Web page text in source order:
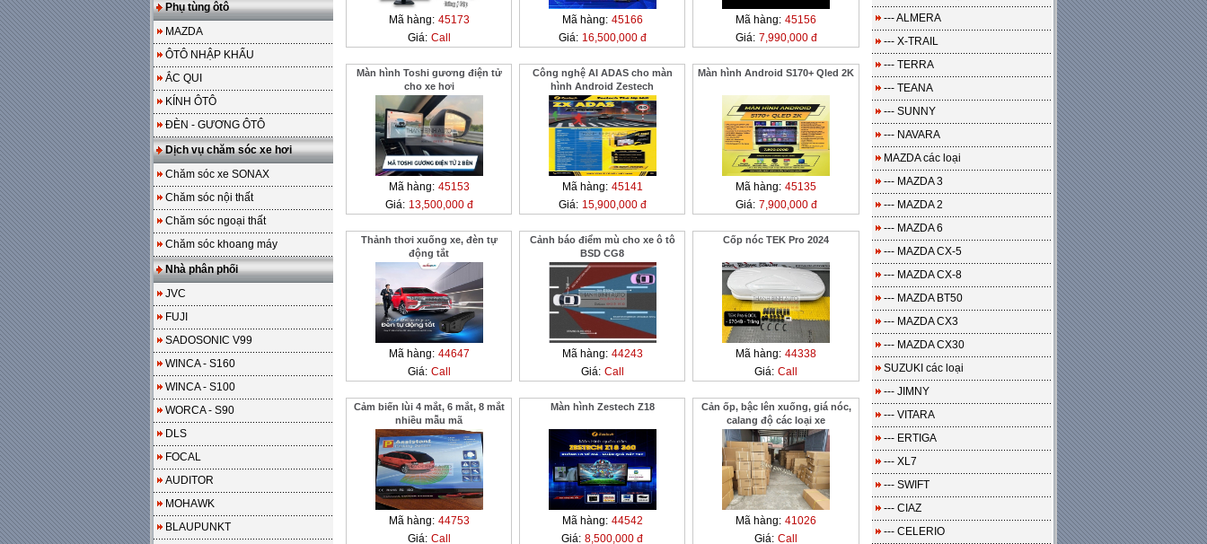
Phụ tùng ôtô
MAZDA
ÔTÔ NHẬP KHẨU
ẮC QUI
KÍNH ÔTÔ
ĐÈN - GƯƠNG ÔTÔ
Dịch vụ chăm sóc xe hơi
Chăm sóc xe SONAX
Chăm sóc nội thất
Chăm sóc ngoại thất
Chăm sóc khoang máy
Nhà phân phối
JVC
FUJI
SADOSONIC V99
WINCA - S160
WINCA - S100
WORCA - S90
DLS
FOCAL
AUDITOR
MOHAWK
BLAUPUNKT
Mã hàng: 45173
Giá: Call
Mã hàng: 45166
Giá: 16,500,000 đ
Mã hàng: 45156
Giá: 7,990,000 đ
Màn hình Toshi gương điện tử
cho xe hơi
Mã hàng: 45153
Giá: 13,500,000 đ
Công nghệ AI ADAS cho màn
hình Android Zestech
Mã hàng: 45141
Giá: 15,900,000 đ
Màn hình Android S170+ Qled 2K
Mã hàng: 45135
Giá: 7,900,000 đ
Thảnh thơi xuống xe, đèn tự
động tắt
Mã hàng: 44647
Giá: Call
Cảnh báo điểm mù cho xe ô tô
BSD CG8
Mã hàng: 44243
Giá: Call
Cốp nóc TEK Pro 2024
Mã hàng: 44338
Giá: Call
Cảm biến lùi 4 mắt, 6 mắt, 8 mắt
nhiều mẫu mã
Mã hàng: 44753
Giá: Call
Màn hình Zestech Z18
Mã hàng: 44542
Giá: 8,500,000 đ
Cản ốp, bậc lên xuống, giá nóc,
calang độ các loại xe
Mã hàng: 41026
Giá: Call
--- ALMERA
--- X-TRAIL
--- TERRA
--- TEANA
--- SUNNY
--- NAVARA
MAZDA các loại
--- MAZDA 3
--- MAZDA 2
--- MAZDA 6
--- MAZDA CX-5
--- MAZDA CX-8
--- MAZDA BT50
--- MAZDA CX3
--- MAZDA CX30
SUZUKI các loại
--- JIMNY
--- VITARA
--- ERTIGA
--- XL7
--- SWIFT
--- CIAZ
--- CELERIO